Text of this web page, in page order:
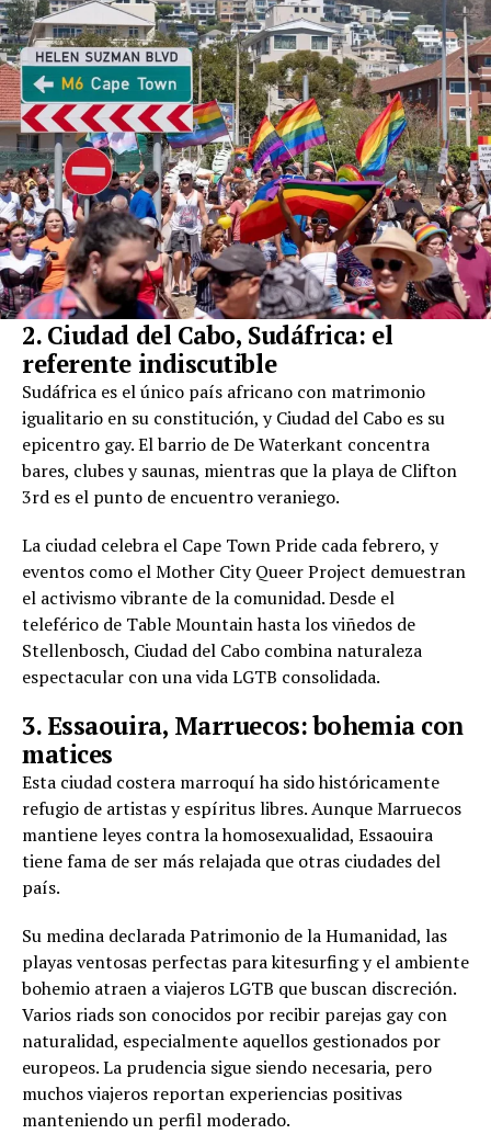
2. Ciudad del Cabo, Sudáfrica: el
referente indiscutible
Sudáfrica es el único país africano con matrimonio
igualitario en su constitución, y Ciudad del Cabo es su
epicentro gay. El barrio de De Waterkant concentra
bares, clubes y saunas, mientras que la playa de Clifton
3rd es el punto de encuentro veraniego.
La ciudad celebra el Cape Town Pride cada febrero, y
eventos como el Mother City Queer Project demuestran
el activismo vibrante de la comunidad. Desde el
teleférico de Table Mountain hasta los viñedos de
Stellenbosch, Ciudad del Cabo combina naturaleza
espectacular con una vida LGTB consolidada.
3. Essaouira, Marruecos: bohemia con
matices
Esta ciudad costera marroquí ha sido históricamente
refugio de artistas y espíritus libres. Aunque Marruecos
mantiene leyes contra la homosexualidad, Essaouira
tiene fama de ser más relajada que otras ciudades del
país.
Su medina declarada Patrimonio de la Humanidad, las
playas ventosas perfectas para kitesurfing y el ambiente
bohemio atraen a viajeros LGTB que buscan discreción.
Varios riads son conocidos por recibir parejas gay con
naturalidad, especialmente aquellos gestionados por
europeos. La prudencia sigue siendo necesaria, pero
muchos viajeros reportan experiencias positivas
manteniendo un perfil moderado.